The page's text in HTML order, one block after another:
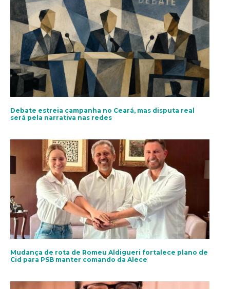
Debate estreia campanha no Ceará, mas disputa real
será pela narrativa nas redes
Mudança de rota de Romeu Aldigueri fortalece plano de
Cid para PSB manter comando da Alece